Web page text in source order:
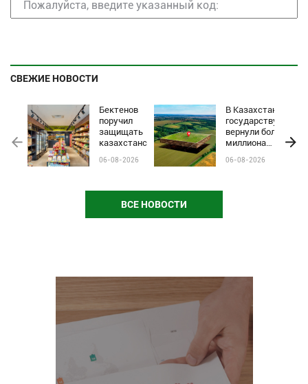
СВЕЖИЕ НОВОСТИ
Бектенов
поручил
защищать
казахстанские
чёрного пиара
06-08-2026
В Казахстане
государству
вернули более
миллиона
сельхозземель
06-08-2026
ВСЕ НОВОСТИ